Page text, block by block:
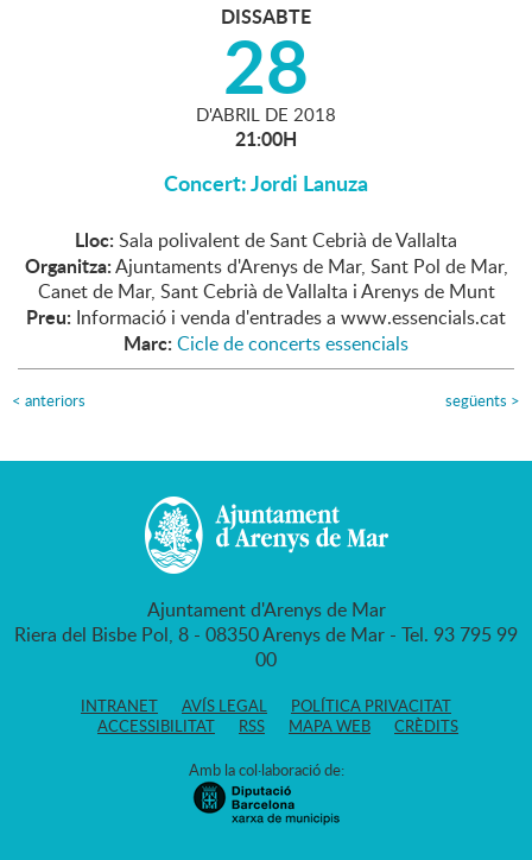
DISSABTE
28
D'ABRIL DE 2018
21:00H
Concert: Jordi Lanuza
Lloc: Sala polivalent de Sant Cebrià de Vallalta
Organitza:Ajuntaments d'Arenys de Mar, Sant Pol de Mar,
Canet de Mar, Sant Cebrià de Vallalta i Arenys de Munt
Preu: Informació i venda d'entrades a www.essencials.cat
Marc: Cicle de concerts essencials
< anteriors següents >
Ajuntament d'Arenys de Mar
Riera del Bisbe Pol, 8 - 08350 Arenys de Mar - Tel. 93 795 99
00
INTRANET AVÍS LEGAL
POLÍTICA PRIVACITAT
ACCESSIBILITAT
RSS MAPA WEB CRÈDITS
Amb la col·laboració de: